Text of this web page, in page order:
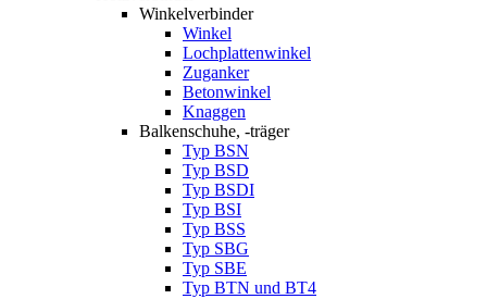
Winkelverbinder
Winkel
Lochplattenwinkel
Zuganker
Betonwinkel
Knaggen
Balkenschuhe, -träger
Typ BSN
Typ BSD
Typ BSDI
Typ BSI
Typ BSS
Typ SBG
Typ SBE
Typ BTN und BT4